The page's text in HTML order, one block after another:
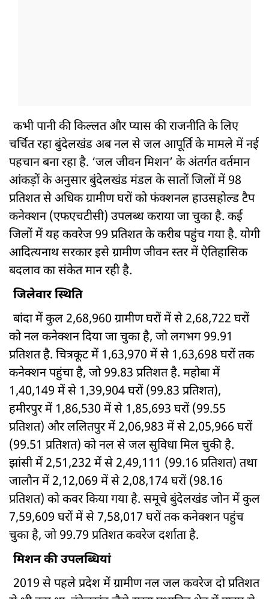
कभी पानी की किल्लत और प्यास की राजनीति के लिए
चर्चित रहा बुंदेलखंड अब नल से जल आपूर्ति के मामले में नई
पहचान बना रहा है. ‘जल जीवन मिशन’ के अंतर्गत वर्तमान
आंकड़ों के अनुसार बुंदेलखंड मंडल के सातों जिलों में 98
प्रतिशत से अधिक ग्रामीण घरों को फंक्शनल हाउसहोल्ड टैप
कनेक्शन (एफएचटीसी) उपलब्ध कराया जा चुका है. कई
जिलों में यह कवरेज 99 प्रतिशत के करीब पहुंच गया है. योगी
आदित्यनाथ सरकार इसे ग्रामीण जीवन स्तर में ऐतिहासिक
बदलाव का संकेत मान रही है.
जिलेवार स्थिति
बांदा में कुल 2,68,960 ग्रामीण घरों में से 2,68,722 घरों
को नल कनेक्शन दिया जा चुका है, जो लगभग 99.91
प्रतिशत है. चित्रकूट में 1,63,970 में से 1,63,698 घरों तक
कनेक्शन पहुंचा है, जो 99.83 प्रतिशत है. महोबा में
1,40,149 में से 1,39,904 घरों (99.83 प्रतिशत),
हमीरपुर में 1,86,530 में से 1,85,693 घरों (99.55
प्रतिशत) और ललितपुर में 2,06,983 में से 2,05,966 घरों
(99.51 प्रतिशत) को नल से जल सुविधा मिल चुकी है.
झांसी में 2,51,232 में से 2,49,111 (99.16 प्रतिशत) तथा
जालौन में 2,12,069 में से 2,08,174 घरों (98.16
प्रतिशत) को कवर किया गया है. समूचे बुंदेलखंड जोन में कुल
7,59,609 घरों में से 7,58,017 घरों तक कनेक्शन पहुंच
चुका है, जो 99.79 प्रतिशत कवरेज दर्शाता है.
मिशन की उपलब्धियां
2019 से पहले प्रदेश में ग्रामीण नल जल कवरेज दो प्रतिशत